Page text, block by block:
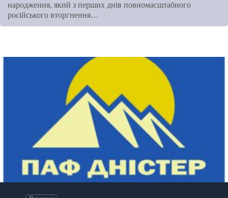
народження, який з перших днів повномасштабного
російського вторгнення…